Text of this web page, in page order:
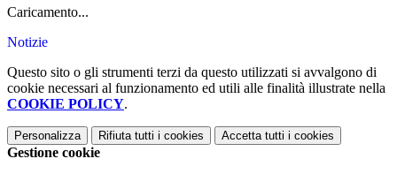
Caricamento...
Notizie
Questo sito o gli strumenti terzi da questo utilizzati si avvalgono di
cookie necessari al funzionamento ed utili alle finalità illustrate nella
COOKIE POLICY.
Personalizza Rifiuta tutti i cookies Accetta tutti i cookies
Gestione cookie